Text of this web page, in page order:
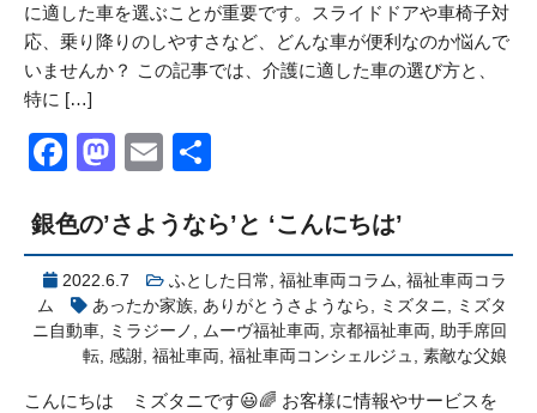
に適した車を選ぶことが重要です。スライドドアや車椅子対
応、乗り降りのしやすさなど、どんな車が便利なのか悩んで
いませんか？ この記事では、介護に適した車の選び方と、
特に […]
Facebook
Mastodon
Email
銀色の’さようなら’と ‘こんにちは’
2022.6.7 ふとした日常 ,福祉車両コラム,福祉車両コラ
ム
あったか家族,ありがとうさようなら , ミズタニ, ミズタ
ニ自動車, ミラジーノ , ムーヴ福祉車両,京都福祉車両,助手席回
転,感謝,福祉車両,福祉車両コンシェルジュ ,素敵な父娘
こんにちは ミズタニです😃🌈 お客様に情報やサービスを